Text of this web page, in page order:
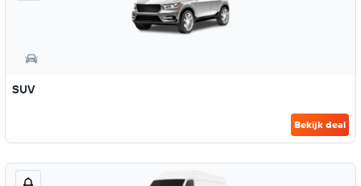
SUV
Bekijk deal